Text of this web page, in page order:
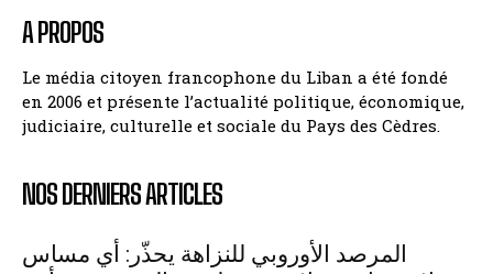
A PROPOS
Le média citoyen francophone du Liban a été fondé
en 2006 et présente l’actualité politique, économique,
judiciaire, culturelle et sociale du Pays des Cèdres.
NOS DERNIERS ARTICLES
المرصد الأوروبي للنزاهة يحذّر: أي مساس